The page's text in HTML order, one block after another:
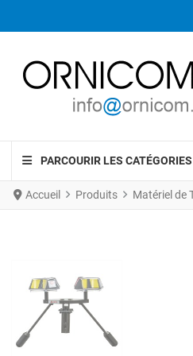
PARCOURIR LES CATÉGORIES
Accueil Produits Matériel de